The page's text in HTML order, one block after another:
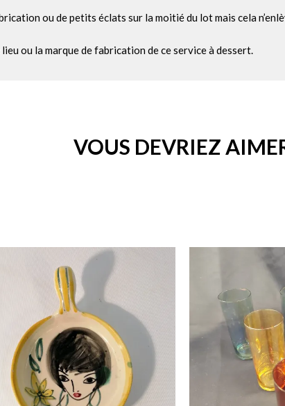
ou de petits éclats sur la moitié du lot mais cela
ou la marque de fabrication de ce service à dessert.
VOUS DEVRIEZ